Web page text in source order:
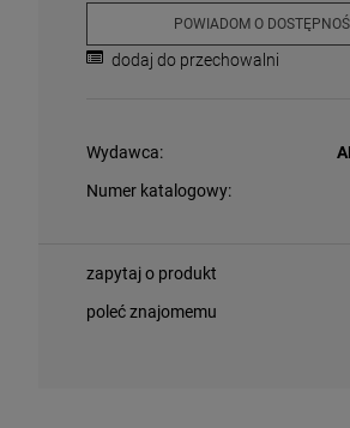
POWIADOM O
dodaj do przechowalni
Wydawca:
Numer katalogowy:
zapytaj o produkt
poleć znajomemu